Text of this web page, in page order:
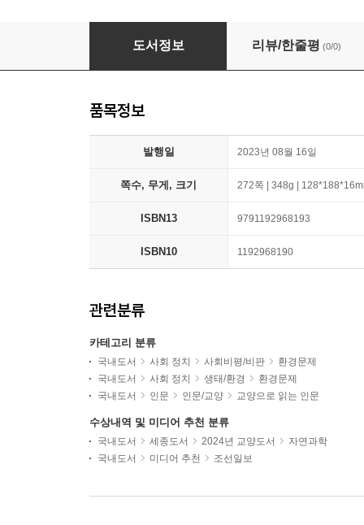
기후변화
도서정보 리뷰/한줄평 (0/0)
품목정보
발행일 2023년 08월 16일
쪽수, 무게, 크기 272쪽 | 348g |
ISBN13 9791192968193
ISBN10 1192968190
관련분류
카테고리 분류
국내도서 사회 정치 사회비평/비판
환경문제
국내도서
사회 정치 생태/환경
환경문제
국내도서
인문 인문/교양 교양으로 읽는 인문
수상내역 및 미디어 추천 분류
국내도서 세종도서 2024년 교양도서
자연과학
국내도서
미디어 추천 조선일보